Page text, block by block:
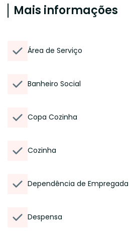
Mais informações
Área de Serviço
Banheiro Social
Copa Cozinha
Cozinha
Dependência de Empregada
Despensa